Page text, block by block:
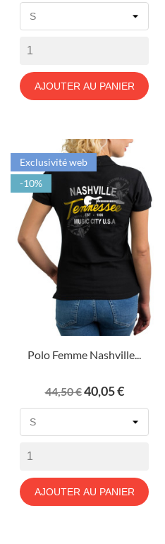
AJOUTER AU PANIER
Polo Femme Nashville...
Prix
de
44,50 €Prix
40,05 €
AJOUTER AU PANIER
Exclusivité web
-10%